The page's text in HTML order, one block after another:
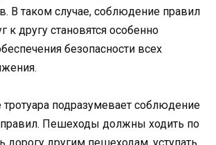
В таком случае, соблюдение правил
к другу становятся особенно
безопасности всех
подразумевает соблюдение
Пешеходы должны ходить по